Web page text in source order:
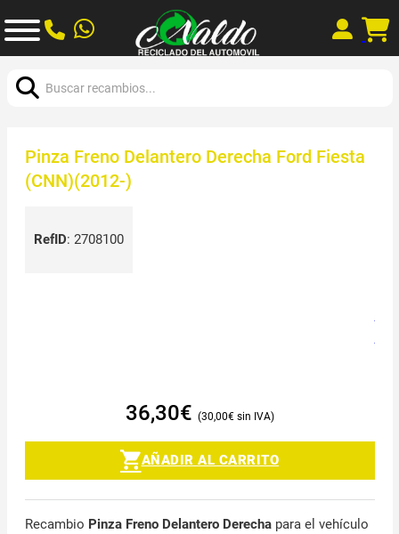
Pinza Freno Delantero Derecha Ford Fiesta
(CNN)(2012-)
RefID: 2708100
36,30€ 30,00€
AÑADIR AL CARRITO
Recambio Pinza Freno Delantero Derechapara el vehículo